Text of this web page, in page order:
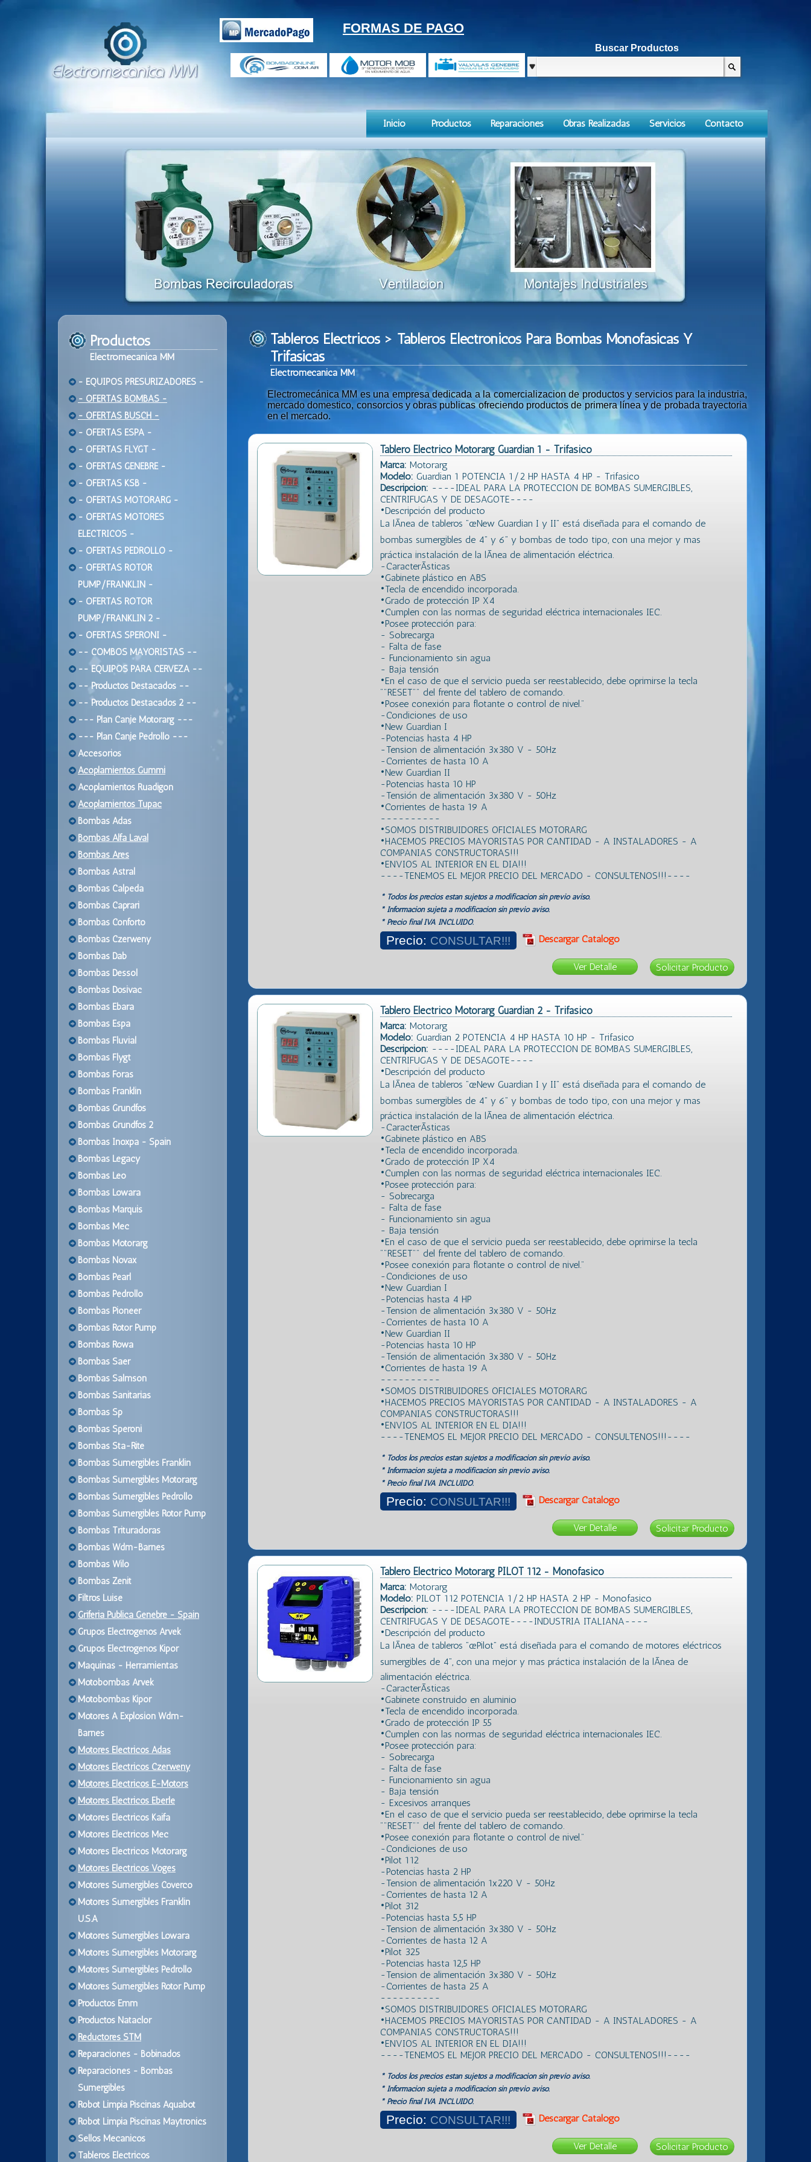
FORMAS DE PAGO
Buscar Productos
Inicio Productos Reparaciones Obras Realizadas Servicios Contacto
Productos
Electromecanica MM
- EQUIPOS PRESURIZADORES -
- OFERTAS BOMBAS -
- OFERTAS BUSCH -
- OFERTAS ESPA -
- OFERTAS FLYGT -
- OFERTAS GENEBRE -
- OFERTAS KSB -
- OFERTAS MOTORARG -
- OFERTAS MOTORES
ELECTRICOS -
- OFERTAS PEDROLLO -
- OFERTAS ROTOR
PUMP/FRANKLIN -
- OFERTAS ROTOR
PUMP/FRANKLIN 2 -
- OFERTAS SPERONI -
-- COMBOS MAYORISTAS --
-- EQUIPOS PARA CERVEZA --
-- Productos Destacados --
-- Productos Destacados 2 --
--- Plan Canje Motorarg ---
--- Plan Canje Pedrollo ---
Accesorios
Acoplamientos Gummi
Acoplamientos Ruadigon
Acoplamientos Tupac
Bombas Adas
Bombas Alfa Laval
Bombas Ares
Bombas Astral
Bombas Calpeda
Bombas Caprari
Bombas Conforto
Bombas Czerweny
Bombas Dab
Bombas Dessol
Bombas Dosivac
Bombas Ebara
Bombas Espa
Bombas Fluvial
Bombas Flygt
Bombas Foras
Bombas Franklin
Bombas Grundfos
Bombas Grundfos 2
Bombas Inoxpa - Spain
Bombas Legacy
Bombas Leo
Bombas Lowara
Bombas Marquis
Bombas Mec
Bombas Motorarg
Bombas Novax
Bombas Pearl
Bombas Pedrollo
Bombas Pioneer
Bombas Rotor Pump
Bombas Rowa
Bombas Saer
Bombas Salmson
Bombas Sanitarias
Bombas Sp
Bombas Speroni
Bombas Sta-Rite
Bombas Sumergibles Franklin
Bombas Sumergibles Motorarg
Bombas Sumergibles Pedrollo
Bombas Sumergibles Rotor Pump
Bombas Trituradoras
Bombas Wdm-Barnes
Bombas Wilo
Bombas Zenit
Filtros Luise
Griferia Publica Genebre - Spain
Grupos Electrogenos Arvek
Grupos Electrogenos Kipor
Maquinas - Herramientas
Motobombas Arvek
Motobombas Kipor
Motores A Explosion Wdm-
Barnes
Motores Electricos Adas
Motores Electricos Czerweny
Motores Electricos E-Motors
Motores Electricos Eberle
Motores Electricos Kaifa
Motores Electricos Mec
Motores Electricos Motorarg
Motores Electricos Voges
Motores Sumergibles Coverco
Motores Sumergibles Franklin
U.S.A
Motores Sumergibles Lowara
Motores Sumergibles Motorarg
Motores Sumergibles Pedrollo
Motores Sumergibles Rotor Pump
Productos Emm
Productos Nataclor
Reductores STM
Reparaciones - Bobinados
Reparaciones - Bombas
Sumergibles
Robot Limpia Piscinas Aquabot
Robot Limpia Piscinas Maytronics
Sellos Mecanicos
Tableros Electricos
Tableros Electricos > Tableros Electronicos Para Bombas Monofasicas Y
Trifasicas
Electromecanica MM
Electromecánica MM es una empresa dedicada a la comercializacion de productos y servicios para la industria,
mercado domestico, consorcios y obras publicas ofreciendo productos de primera línea y de probada trayectoria
en el mercado.
Tablero Electrico Motorarg Guardian 1 - Trifasico
Marca: Motorarg
Modelo: Guardian 1 POTENCIA 1/2 HP HASTA 4 HP - Trifasico
Descripción: ----IDEAL PARA LA PROTECCION DE BOMBAS SUMERGIBLES,
CENTRIFUGAS Y DE DESAGOTE----
•Descripción del producto
La lÃ­nea de tableros ”œNew Guardian I y II” está diseñada para el comando de
bombas sumergibles de 4” y 6” y bombas de todo tipo, con una mejor y mas
práctica instalación de la lÃ­nea de alimentación eléctrica.
-CaracterÃ­sticas
•Gabinete plástico en ABS
•Tecla de encendido incorporada.
•Grado de protección IP X4
•Cumplen con las normas de seguridad eléctrica internacionales IEC.
•Posee protección para:
- Sobrecarga
- Falta de fase
- Funcionamiento sin agua
- Baja tensión
•En el caso de que el servicio pueda ser reestablecido, debe oprimirse la tecla
""RESET"" del frente del tablero de comando.
•Posee conexión para flotante o control de nivel."
-Condiciones de uso
•New Guardian I
-Potencias hasta 4 HP
-Tension de alimentación 3x380 V - 50Hz
-Corrientes de hasta 10 A
•New Guardian II
-Potencias hasta 10 HP
-Tensión de alimentación 3x380 V - 50Hz
•Corrientes de hasta 19 A
----------
•SOMOS DISTRIBUIDORES OFICIALES MOTORARG
•HACEMOS PRECIOS MAYORISTAS POR CANTIDAD - A INSTALADORES - A
COMPANIAS CONSTRUCTORAS!!!
•ENVIOS AL INTERIOR EN EL DIA!!!
----TENEMOS EL MEJOR PRECIO DEL MERCADO - CONSULTENOS!!!----
* Todos los precios estan sujetos a modificación sin previo aviso.
* Información sujeta a modificación sin previo aviso.
* Precio final IVA INCLUIDO.
Precio: CONSULTAR!!! Descargar Catálogo
Ver Detalle
Tablero Electrico Motorarg Guardian 2 - Trifasico
Marca: Motorarg
Modelo: Guardian 2 POTENCIA 4 HP HASTA 10 HP - Trifasico
Descripción: ----IDEAL PARA LA PROTECCION DE BOMBAS SUMERGIBLES,
CENTRIFUGAS Y DE DESAGOTE----
•Descripción del producto
La lÃ­nea de tableros ”œNew Guardian I y II” está diseñada para el comando de
bombas sumergibles de 4” y 6” y bombas de todo tipo, con una mejor y mas
práctica instalación de la lÃ­nea de alimentación eléctrica.
-CaracterÃ­sticas
•Gabinete plástico en ABS
•Tecla de encendido incorporada.
•Grado de protección IP X4
•Cumplen con las normas de seguridad eléctrica internacionales IEC.
•Posee protección para:
- Sobrecarga
- Falta de fase
- Funcionamiento sin agua
- Baja tensión
•En el caso de que el servicio pueda ser reestablecido, debe oprimirse la tecla
""RESET"" del frente del tablero de comando.
•Posee conexión para flotante o control de nivel."
-Condiciones de uso
•New Guardian I
-Potencias hasta 4 HP
-Tension de alimentación 3x380 V - 50Hz
-Corrientes de hasta 10 A
•New Guardian II
-Potencias hasta 10 HP
-Tensión de alimentación 3x380 V - 50Hz
•Corrientes de hasta 19 A
----------
•SOMOS DISTRIBUIDORES OFICIALES MOTORARG
•HACEMOS PRECIOS MAYORISTAS POR CANTIDAD - A INSTALADORES - A
COMPANIAS CONSTRUCTORAS!!!
•ENVIOS AL INTERIOR EN EL DIA!!!
----TENEMOS EL MEJOR PRECIO DEL MERCADO - CONSULTENOS!!!----
* Todos los precios estan sujetos a modificación sin previo aviso.
* Información sujeta a modificación sin previo aviso.
* Precio final IVA INCLUIDO.
Precio: CONSULTAR!!! Descargar Catálogo
Ver Detalle
Tablero Electrico Motorarg PILOT 112 - Monofasico
Marca: Motorarg
Modelo: PILOT 112 POTENCIA 1/2 HP HASTA 2 HP - Monofasico
Descripción: ----IDEAL PARA LA PROTECCION DE BOMBAS SUMERGIBLES,
CENTRIFUGAS Y DE DESAGOTE----INDUSTRIA ITALIANA----
•Descripción del producto
La lÃ­nea de tableros ”œPilot” está diseñada para el comando de motores eléctricos
sumergibles de 4”, con una mejor y mas práctica instalación de la lÃ­nea de
alimentación eléctrica.
-CaracterÃ­sticas
•Gabinete construido en aluminio
•Tecla de encendido incorporada.
•Grado de protección IP 55
•Cumplen con las normas de seguridad eléctrica internacionales IEC.
•Posee protección para:
- Sobrecarga
- Falta de fase
- Funcionamiento sin agua
- Baja tensión
- Excesivos arranques
•En el caso de que el servicio pueda ser reestablecido, debe oprimirse la tecla
""RESET"" del frente del tablero de comando.
•Posee conexión para flotante o control de nivel."
-Condiciones de uso
•Pilot 112
-Potencias hasta 2 HP
-Tension de alimentación 1x220 V - 50Hz
-Corrientes de hasta 12 A
•Pilot 312
-Potencias hasta 5,5 HP
-Tension de alimentación 3x380 V - 50Hz
-Corrientes de hasta 12 A
•Pilot 325
-Potencias hasta 12,5 HP
-Tension de alimentación 3x380 V - 50Hz
-Corrientes de hasta 25 A
----------
•SOMOS DISTRIBUIDORES OFICIALES MOTORARG
•HACEMOS PRECIOS MAYORISTAS POR CANTIDAD - A INSTALADORES - A
COMPANIAS CONSTRUCTORAS!!!
•ENVIOS AL INTERIOR EN EL DIA!!!
----TENEMOS EL MEJOR PRECIO DEL MERCADO - CONSULTENOS!!!----
* Todos los precios estan sujetos a modificación sin previo aviso.
* Información sujeta a modificación sin previo aviso.
* Precio final IVA INCLUIDO.
Precio: CONSULTAR!!! Descargar Catálogo
Ver Detalle